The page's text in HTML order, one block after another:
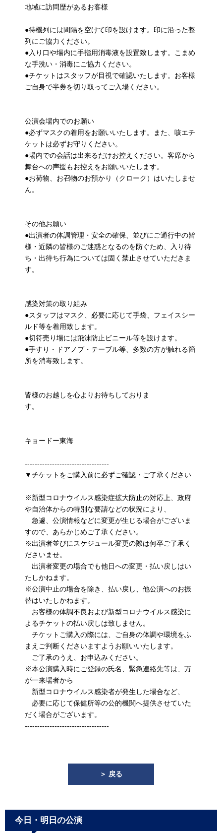
地域に訪問歴があるお客様
●待機列には間隔を空けて印を設けます。印に沿った整
列にご協力ください。
●入り口や場内に手指用消毒液を設置致します。こまめ
な手洗い・消毒にご協力ください。
●チケットはスタッフが目視で確認いたします。お客様
ご自身で半券を切り取ってご入場ください。
公演会場内でのお願い
●必ずマスクの着用をお願いいたします。また、咳エチ
ケットは必ずお守りください。
●場内での会話は出来るだけお控えください。客席から
舞台への声援もお控えをお願いいたします。
●お荷物、お召物のお預かり（クローク）はいたしませ
ん。
その他お願い
●出演者の体調管理・安全の確保、並びにご通行中の皆
様・近隣の皆様のご迷惑となるのを防ぐため、入り待
ち・出待ち行為については固く禁止させていただきま
す。
感染対策の取り組み
●スタッフはマスク、必要に応じて手袋、フェイスシー
ルド等を着用致します。
●切符売り場には飛沫防止ビニール等を設けます。
●手すり・ドアノブ・テーブル等、多数の方が触れる箇
所を消毒致します。
皆様のお越しを心よりお待ちしておりま
す。
キョードー東海
----------------------------------
▼チケットをご購入前に必ずご確認・ご了承ください
※新型コロナウイルス感染症拡大防止の対応上、政府
や自治体からの特別な要請などの状況により、
急遽、公演情報などに変更が生じる場合がございま
すので、あらかじめご了承ください。
※出演者並びにスケジュール変更の際は何卒ご了承く
ださいませ。
出演者変更の場合でも他日への変更・払い戻しはい
たしかねます。
※公演中止の場合を除き、払い戻し、他公演へのお振
替はいたしかねます。
お客様の体調不良および新型コロナウイルス感染に
よるチケットの払い戻しは致しません。
チケットご購入の際には、ご自身の体調や環境をふ
まえご判断くださいますようお願いいたします。
ご了承のうえ、お申込みください。
※本公演購入時にご登録の氏名、緊急連絡先等は、万
が一来場者から
新型コロナウイルス感染者が発生した場合など、
必要に応じて保健所等の公的機関へ提供させていた
だく場合がございます。
----------------------------------
＞ 戻る
今日・明日の公演